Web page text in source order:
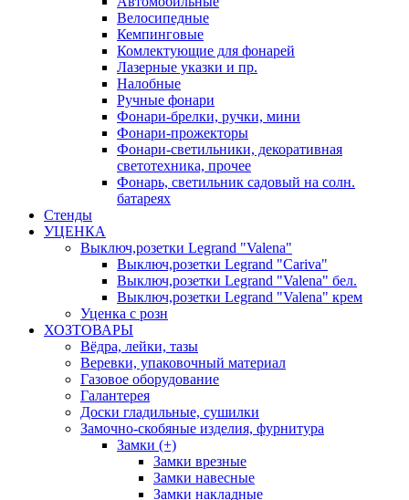
Велосипедные
Кемпинговые
Комлектующие для фонарей
Лазерные указки и пр.
Налобные
Ручные фонари
Фонари-брелки, ручки, мини
Фонари-прожекторы
Фонари-светильники, декоративная
светотехника, прочее
Фонарь, светильник садовый на солн.
батареях
Стенды
УЦЕНКА
Выключ,розетки Legrand "Valena"
Выключ,розетки Legrand "Cariva"
Выключ,розетки Legrand "Valena" бел.
Выключ,розетки Legrand "Valena" крем
Уценка с розн
ХОЗТОВАРЫ
Вёдра, лейки, тазы
Веревки, упаковочный материал
Газовое оборудование
Галантерея
Доски гладильные, сушилки
Замочно-скобяные изделия, фурнитура
Замки (+)
Замки врезные
Замки навесные
Замки накладные